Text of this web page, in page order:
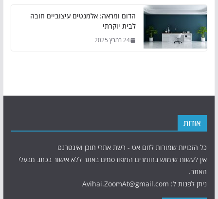
הדום ומראה: אלמנטים עיצוביים חובה
לבית יוקרתי
24 במרץ 2025
אודות
כל הזכויות שמורות לזום אט - רשת אתרי תוכן ואינטרנט
אין לעשות שימוש בחומרים המפורסמים באתר ללא אישור בכתב מבעלי
האתר.
ניתן לפנות ל: Avihai.ZoomAt@gmail.com